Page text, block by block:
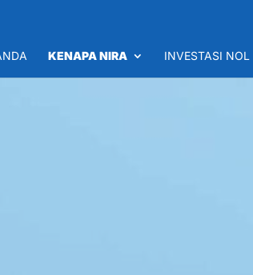
KENAPA NIRA INVESTASI NOL